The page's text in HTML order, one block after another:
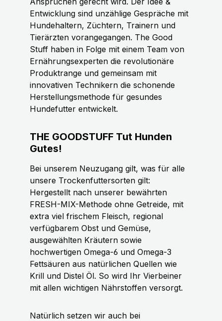
Entwicklung sind unzählige Gespräche mit
Hundehaltern, Züchtern, Trainern und
Tierärzten vorangegangen. The Good
Stuff haben in Folge mit einem Team von
Ernährungsexperten die revolutionäre
Produktrange und gemeinsam mit
innovativen Technikern die schonende
Herstellungsmethode für gesundes
Hundefutter entwickelt.
THE GOODSTUFF Tut Hunden
Gutes!
Bei unserem Neuzugang gilt, was für alle
unsere Trockenfuttersorten gilt:
Hergestellt nach unserer bewährten
FRESH-MIX-Methode ohne Getreide, mit
extra viel frischem Fleisch, regional
verfügbarem Obst und Gemüse,
ausgewählten Kräutern sowie
hochwertigen Omega-6 und Omega-3
Fettsäuren aus natürlichen Quellen wie
Krill und Distel Öl. So wird Ihr Vierbeiner
mit allen wichtigen Nährstoffen versorgt.
Natürlich setzen wir auch bei